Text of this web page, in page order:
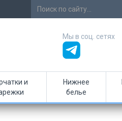
Мы в соц. сетях
и
Нижнее
белье